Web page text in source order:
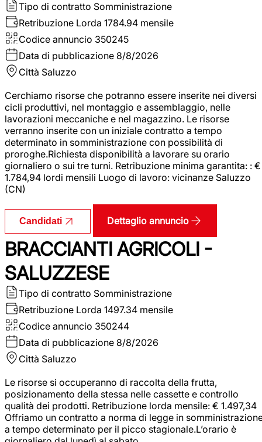
Tipo di contratto Somministrazione
Retribuzione Lorda 1784.94 mensile
Codice annuncio 350245
Data di pubblicazione 8/8/2026
Città Saluzzo
Cerchiamo risorse che potranno essere inserite nei diversi
cicli produttivi, nel montaggio e assemblaggio, nelle
lavorazioni meccaniche e nel magazzino. Le risorse
verranno inserite con un iniziale contratto a tempo
determinato in somministrazione con possibilità di
proroghe.Richiesta disponibilità a lavorare su orario
giornaliero o sui tre turni. Retribuzione minima garantita: : €
1.784,94 lordi mensili Luogo di lavoro: vicinanze Saluzzo
(CN)
Candidati Dettaglio annuncio
BRACCIANTI AGRICOLI -
SALUZZESE
Tipo di contratto Somministrazione
Retribuzione Lorda 1497.34 mensile
Codice annuncio 350244
Data di pubblicazione 8/8/2026
Città Saluzzo
Le risorse si occuperanno di raccolta della frutta,
posizionamento della stessa nelle cassette e controllo
qualità dei prodotti. Retribuzione lorda mensile: € 1.497,34
Offriamo un contratto a norma di legge in
a tempo determinato per il picco stagionale.L’orario è